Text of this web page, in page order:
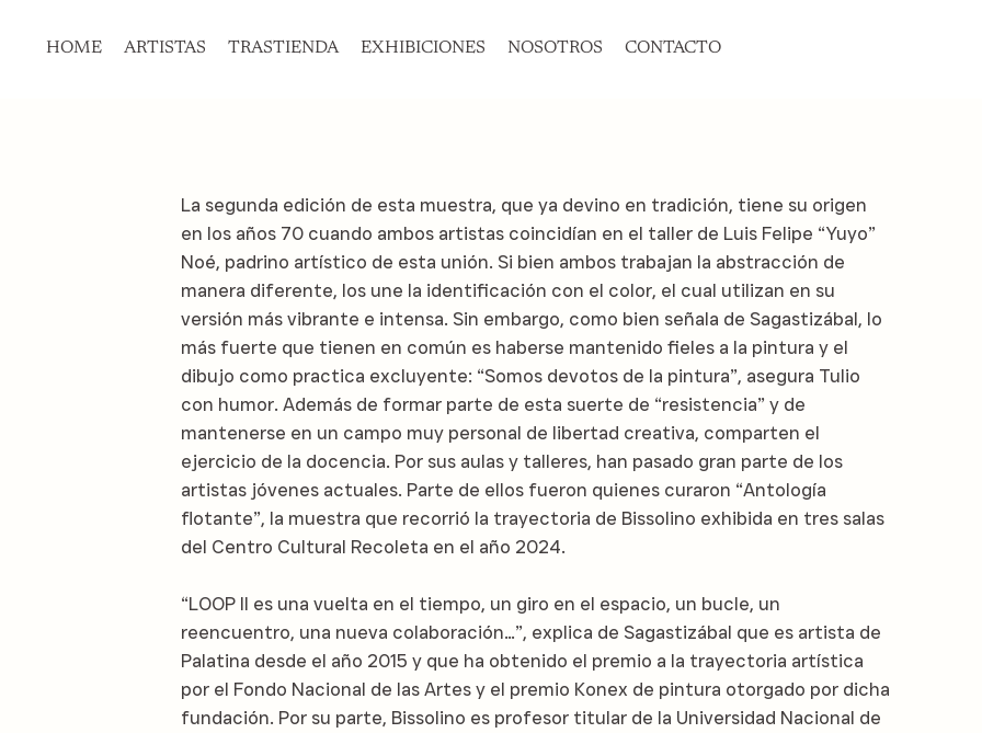
HOME ARTISTAS TRASTIENDA EXHIBICIONES NOSOTROS CONTACTO
La segunda edición de esta muestra, que ya devino en tradición, tiene su origen
en los años 70 cuando ambos artistas coincidían en el taller de Luis Felipe “Yuyo”
Noé, padrino artístico de esta unión. Si bien ambos trabajan la abstracción de
manera diferente, los une la identificación con el color, el cual utilizan en su
versión más vibrante e intensa. Sin embargo, como bien señala de Sagastizábal, lo
más fuerte que tienen en común es haberse mantenido fieles a la pintura y el
dibujo como practica excluyente: “Somos devotos de la pintura”, asegura Tulio
con humor. Además de formar parte de esta suerte de “resistencia” y de
mantenerse en un campo muy personal de libertad creativa, comparten el
ejercicio de la docencia. Por sus aulas y talleres, han pasado gran parte de los
artistas jóvenes actuales. Parte de ellos fueron quienes curaron “Antología
flotante”, la muestra que recorrió la trayectoria de Bissolino exhibida en tres salas
del Centro Cultural Recoleta en el año 2024.
“LOOP II es una vuelta en el tiempo, un giro en el espacio, un bucle, un
reencuentro, una nueva colaboración…”, explica de Sagastizábal que es artista de
Palatina desde el año 2015 y que ha obtenido el premio a la trayectoria artística
por el Fondo Nacional de las Artes y el premio Konex de pintura otorgado por dicha
fundación. Por su parte, Bissolino es profesor titular de la Universidad Nacional de